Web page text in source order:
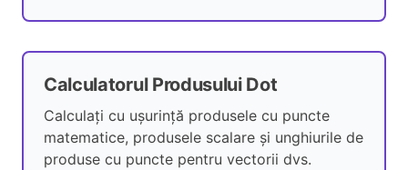
Calculatorul Produsului Dot
Calculați cu ușurință produsele cu puncte
matematice, produsele scalare și unghiurile de
produse cu puncte pentru vectorii dvs.